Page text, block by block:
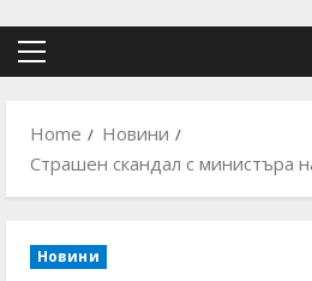
Primary
Home
Новини
Страшен скандал с министъра
Новини